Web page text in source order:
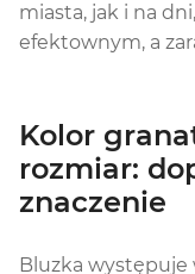
miasta, jak i na
efektownym, a
Kolor
rozmiar:
znaczenie
Bluzka występuje